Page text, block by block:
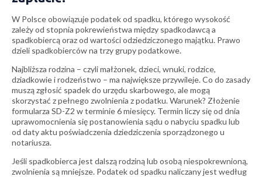
W Polsce obowiązuje podatek od spadku, którego wysokość
zależy od stopnia pokrewieństwa między spadkodawcą a
spadkobiercą oraz od wartości odziedziczonego majątku. Prawo
dzieli spadkobierców na trzy grupy podatkowe.
Najbliższa rodzina – czyli małżonek, dzieci, wnuki, rodzice,
dziadkowie i rodzeństwo – ma największe przywileje. Co do zasady
muszą zgłosić spadek do urzędu skarbowego, ale mogą
skorzystać z pełnego zwolnienia z podatku. Warunek? Złożenie
formularza SD-Z2 w terminie 6 miesięcy. Termin liczy się od dnia
uprawomocnienia się postanowienia sądu o nabyciu spadku lub
od daty aktu poświadczenia dziedziczenia sporządzonego u
notariusza.
Jeśli spadkobierca jest dalszą rodziną lub osobą niespokrewnioną,
zwolnienia są mniejsze. Podatek od spadku naliczany jest według